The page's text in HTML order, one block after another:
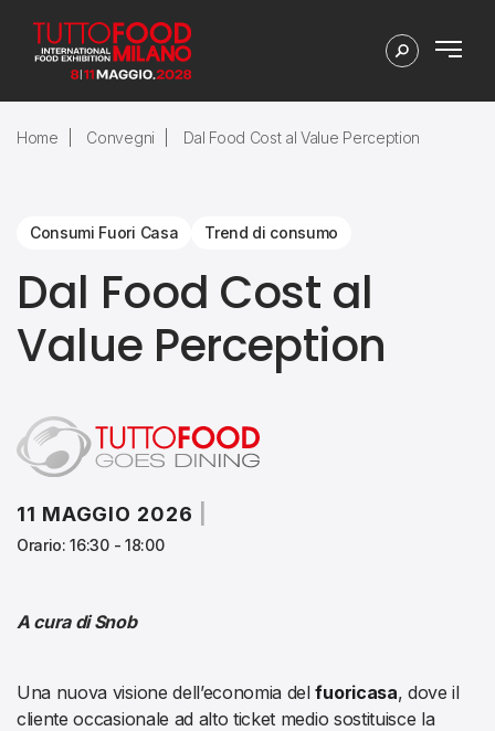
Home Convegni Dal Food Cost al Value Perception
Consumi Fuori Casa Trend di consumo
Dal Food Cost al
Value Perception
11 MAGGIO 2026
Orario: 16:30 - 18:00
A cura di Snob
Una nuova visione dell’economia delfuoricasa, dove il
cliente occasionale ad alto ticket medio sostituisce la